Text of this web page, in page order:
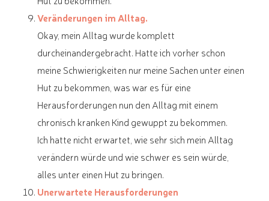
Veränderungen im Alltag.
Okay, mein Alltag wurde komplett
durcheinandergebracht. Hatte ich vorher schon
meine Schwierigkeiten nur meine Sachen unter einen
Hut zu bekommen, was war es für eine
Herausforderungen nun den Alltag mit einem
chronisch kranken Kind gewuppt zu bekommen.
Ich hatte nicht erwartet, wie sehr sich mein Alltag
verändern würde und wie schwer es sein würde,
alles unter einen Hut zu bringen.
Unerwartete Herausforderungen